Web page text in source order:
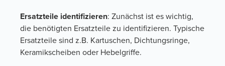
Ersatzteile identifizieren: Zunächst ist es wichtig,
die benötigten Ersatzteile zu identifizieren. Typische
Ersatzteile sind z.B. Kartuschen, Dichtungsringe,
Keramikscheiben oder Hebelgriffe.